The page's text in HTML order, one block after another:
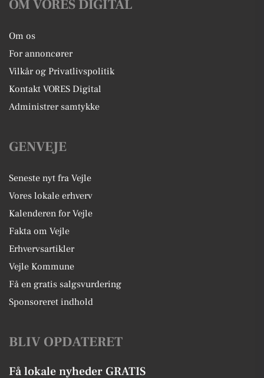
OM VORES DIGITAL
Om os
For annoncører
Vilkår og Privatlivspolitik
Kontakt VORES Digital
Administrer samtykke
GENVEJE
Seneste nyt fra Vejle
Vores lokale erhverv
Kalenderen for Vejle
Fakta om Vejle
Erhvervsartikler
Vejle Kommune
Få en gratis salgsvurdering
Sponsoreret indhold
BLIV OPDATERET
Få lokale nyheder GRATIS